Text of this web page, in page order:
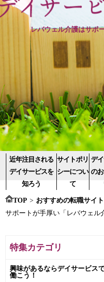
レバウェル介護はサポ
近年注目される
デイサービスを
知ろう
サイトポリ
シーについ
て
デ
の
TOP > おすすめの転職サイ
サポートが手厚い「レバウェル
特集カテゴリ
興味があるならデイサービス
働こう！